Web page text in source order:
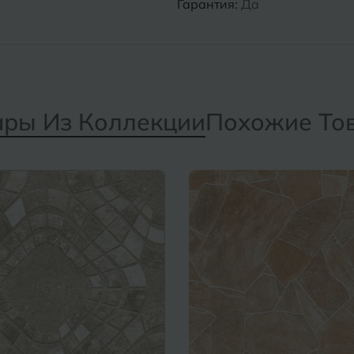
Гарантия: Да
Из КоллекцииПохожие